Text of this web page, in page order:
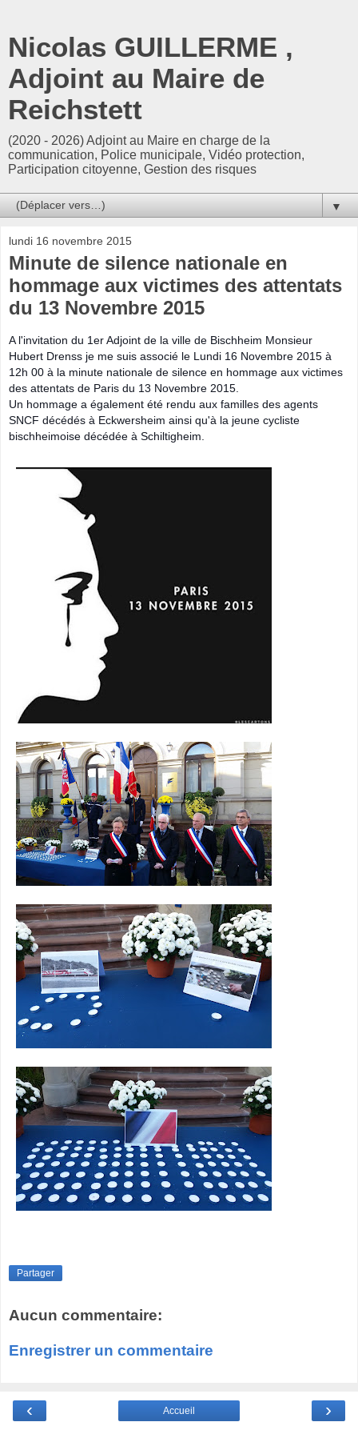
Nicolas GUILLERME ,
Adjoint au Maire de
Reichstett
(2020 - 2026) Adjoint au Maire en charge de la
communication, Police municipale, Vidéo protection,
Participation citoyenne, Gestion des risques
▼
lundi 16 novembre 2015
Minute de silence nationale en
hommage aux victimes des attentats
du 13 Novembre 2015
A l'invitation du 1er Adjoint de la ville de Bischheim Monsieur
Hubert Drenss je me suis associé le Lundi 16 Novembre 2015 à
12h 00 à la minute nationale de silence en hommage aux victimes
des attentats de Paris du 13 Novembre 2015.
Un hommage a également été rendu aux familles des agents
SNCF décédés à Eckwersheim ainsi qu'à la jeune cycliste
bischheimoise décédée à Schiltigheim.
Partager
Aucun commentaire:
Enregistrer un commentaire
‹ ›
Accueil